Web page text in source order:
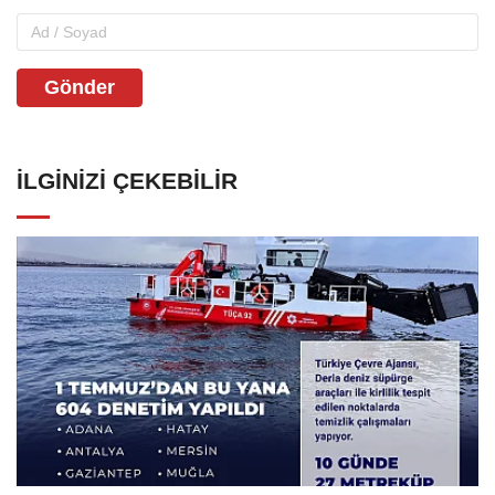
Gönder
İLGINIZI ÇEKEBILIR